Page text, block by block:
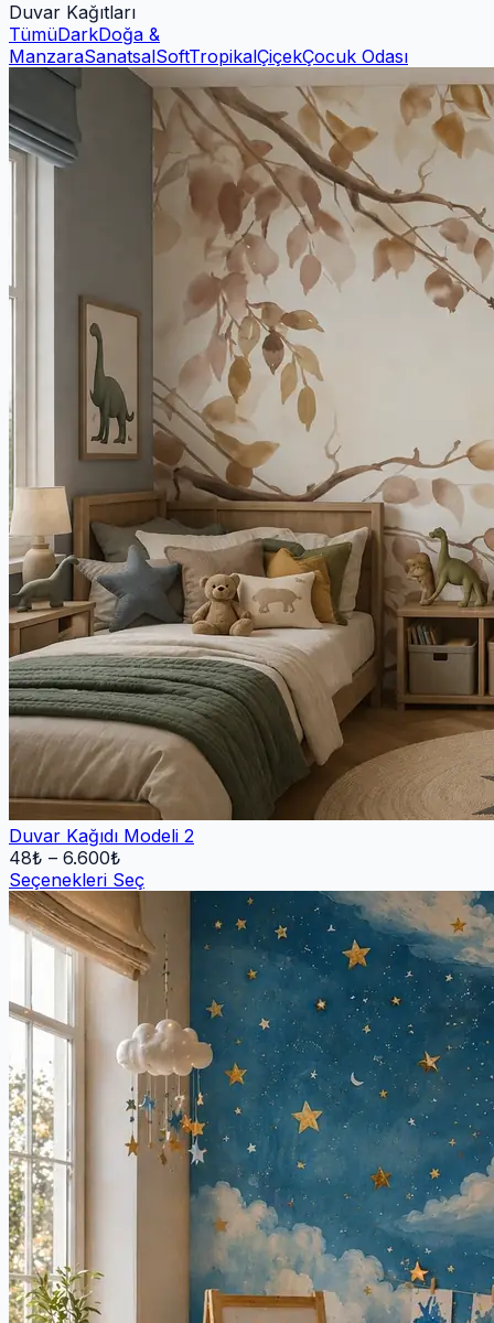
Duvar Kağıtları
TümüDarkDoğa &
ManzaraSanatsalSoftTropikalÇiçekÇocuk Odası
Duvar Kağıdı Modeli 2
48₺ – 6.600₺
Seçenekleri Seç